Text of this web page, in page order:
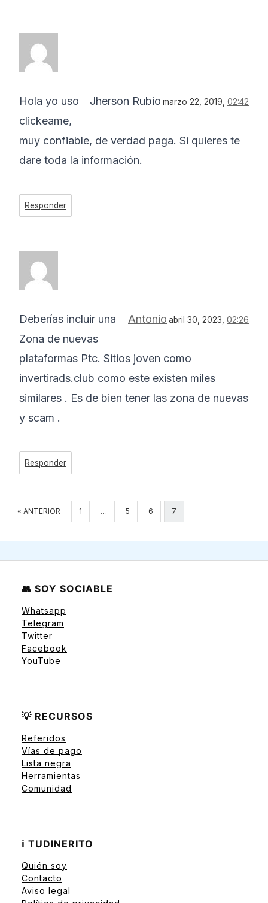
Jherson Rubio marzo 22, 2019, 02:42
Hola yo uso
clickeame,
muy confiable, de verdad paga. Si quieres te
dare toda la información.
Responder
Antonio abril 30, 2023, 02:26
Deberías incluir una
Zona de nuevas
plataformas Ptc. Sitios joven como
invertirads.club como este existen miles
similares . Es de bien tener las zona de nuevas
y scam .
Responder
Navegación
de
« ANTERIOR 1 … 5 6 7
👥 SOY SOCIABLE
Whatsapp
Telegram
Twitter
Facebook
YouTube
💡 RECURSOS
Referidos
Vías de pago
Lista negra
Herramientas
Comunidad
ℹ️ TUDINERITO
Quién soy
Contacto
Aviso legal